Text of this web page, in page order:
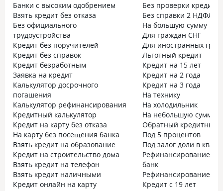
Банки с высоким одобрением
Взять кредит без отказа
Без официального
трудоустройства
Кредит без поручителей
Кредит без справок
Кредит безработным
Заявка на кредит
Калькулятор досрочного
погашения
Калькулятор рефинансирования
Кредитный калькулятор
Кредит на карту без отказа
На карту без посещения банка
Взять кредит на образование
Кредит на строительство дома
Взять кредит на телефон
Взять кредит наличными
Кредит онлайн на карту
Без проверки
Без справки 2 НДФЛ
На большую сумму
Для граждан СНГ
Для иностранных
Льготный кредит
Кредит на 15 лет
Кредит на 2 года
Кредит на 3 года
На технику
На холодильник
На небольшую сумму
Обратный кредитный
Под 5 процентов
Под залог доли в
Рефинансирование
банк
Рефинансирование
Кредит с 19 лет